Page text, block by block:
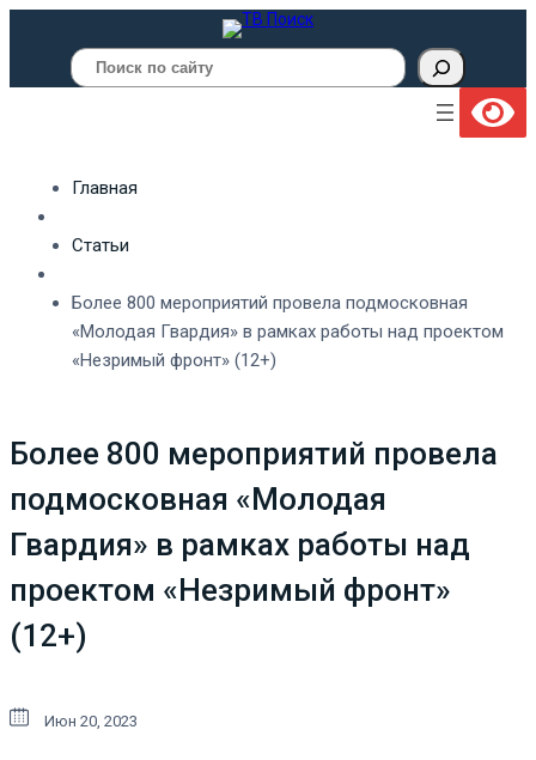
Поиск
Главная
Статьи
Более 800 мероприятий провела подмосковная
«Молодая Гвардия» в рамках работы над проектом
«Незримый фронт» (12+)
Более 800 мероприятий провела
подмосковная «Молодая
Гвардия» в рамках работы над
проектом «Незримый фронт»
(12+)
Июн 20, 2023